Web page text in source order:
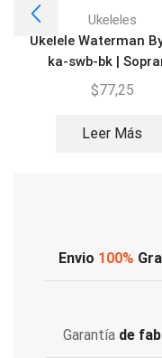
Ukeleles
Ukelele Waterman
ka-swb-bk |
$77,25
Leer Más
Envio 100%
Garantía de